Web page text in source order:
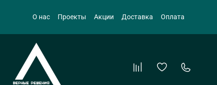
О нас Проекты Акции Доставка Оплата